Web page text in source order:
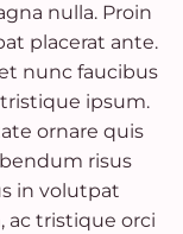
nulla. Proin
placerat ante.
nunc faucibus
ipsum.
ornare quis
risus
in volutpat
ac tristique orci